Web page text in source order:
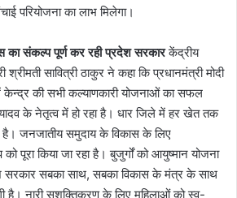
परियोजना का लाभ मिलेगा।
का संकल्प पूर्ण कर रही प्रदेश सरकारकेंद्रीय
श्रीमती सावित्री ठाकुर ने कहा कि प्रधानमंत्री मोदी
केन्द्र की सभी कल्याणकारी योजनाओं का सफल
के नेतृत्व में हो रहा है। धार जिले में हर खेत तक
है। जनजातीय समुदाय के विकास के लिए
पूरा किया जा रहा है। बुजुर्गों को आयुष्मान योजना
सरकार सबका साथ, सबका विकास के मंत्र के साथ
है। नारी सशक्तिकरण के लिए महिलाओं को स्व-